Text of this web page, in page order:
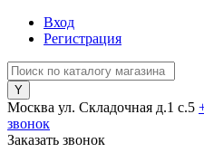
Вход
Регистрация
Москва ул. Складочная д.1 c.5
звонок
Заказать звонок